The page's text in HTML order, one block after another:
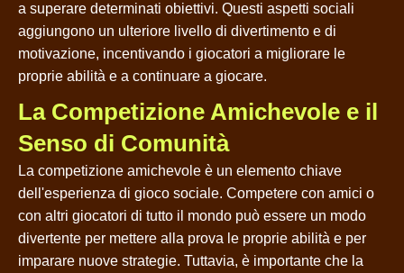
a superare determinati obiettivi. Questi aspetti sociali
aggiungono un ulteriore livello di divertimento e di
motivazione, incentivando i giocatori a migliorare le
proprie abilità e a continuare a giocare.
La Competizione Amichevole e il
Senso di Comunità
La competizione amichevole è un elemento chiave
dell'esperienza di gioco sociale. Competere con amici o
con altri giocatori di tutto il mondo può essere un modo
divertente per mettere alla prova le proprie abilità e per
imparare nuove strategie. Tuttavia, è importante che la